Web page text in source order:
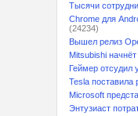
Тысячи
Chrome для
(24234)
Вышел релиз
Mitsubishi начнёт
Геймер отсудил
Tesla поставила
Microsoft
Энтузиаст